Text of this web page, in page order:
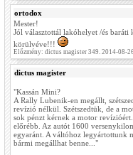
ortodox
Mester!
Jól választottál lakóhelyet /és
körülvéve!!!
Előzmény: dictus magister 349. 2014-08-
dictus magister
"Kassán Mini?
A Rally Lubenik-en megállt,
revízió nélkül. Szétszedtük, de a
sok pénzt kérnek a motor
előrébb. Az autót 1600
egyaránt. A váltóhoz legyártottunk
bármi megállhat benne..."